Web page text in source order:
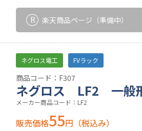
楽天商品ページ （準備中）
ネグロス電工 FVラック
商品コード：F307
ネグロス LF2 一般
メーカー商品コード：LF2
販売価格55円（税込み）